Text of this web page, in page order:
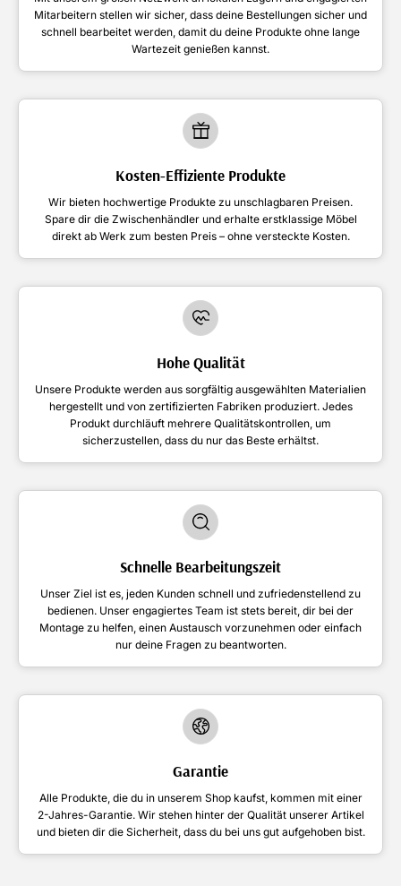
Mitarbeitern stellen wir sicher, dass deine Bestellungen sicher und
schnell bearbeitet werden, damit du deine Produkte ohne lange
Wartezeit genießen kannst.
Kosten-Effiziente Produkte
Wir bieten hochwertige Produkte zu unschlagbaren Preisen.
Spare dir die Zwischenhändler und erhalte erstklassige Möbel
direkt ab Werk zum besten Preis – ohne versteckte Kosten.
Hohe Qualität
Unsere Produkte werden aus sorgfältig ausgewählten Materialien
hergestellt und von zertifizierten Fabriken produziert. Jedes
Produkt durchläuft mehrere Qualitätskontrollen, um
sicherzustellen, dass du nur das Beste erhältst.
Schnelle Bearbeitungszeit
Unser Ziel ist es, jeden Kunden schnell und zufriedenstellend zu
bedienen. Unser engagiertes Team ist stets bereit, dir bei der
Montage zu helfen, einen Austausch vorzunehmen oder einfach
nur deine Fragen zu beantworten.
Garantie
Alle Produkte, die du in unserem Shop kaufst, kommen mit einer
2-Jahres-Garantie. Wir stehen hinter der Qualität unserer Artikel
und bieten dir die Sicherheit, dass du bei uns gut aufgehoben bist.